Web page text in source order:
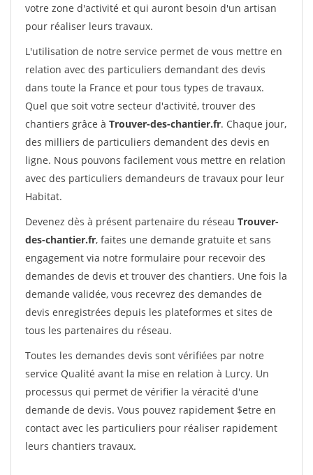
votre zone d'activité et qui auront besoin d'un artisan
pour réaliser leurs travaux.
L'utilisation de notre service permet de vous mettre en
relation avec des particuliers demandant des devis
dans toute la France et pour tous types de travaux.
Quel que soit votre secteur d'activité, trouver des
chantiers grâce à Trouver-des-chantier.fr. Chaque jour,
des milliers de particuliers demandent des devis en
ligne. Nous pouvons facilement vous mettre en relation
avec des particuliers demandeurs de travaux pour leur
Habitat.
Devenez dès à présent partenaire du réseau Trouver-
des-chantier.fr, faites une demande gratuite et sans
engagement via notre formulaire pour recevoir des
demandes de devis et trouver des chantiers. Une fois la
demande validée, vous recevrez des demandes de
devis enregistrées depuis les plateformes et sites de
tous les partenaires du réseau.
Toutes les demandes devis sont vérifiées par notre
service Qualité avant la mise en relation à Lurcy. Un
processus qui permet de vérifier la véracité d'une
demande de devis. Vous pouvez rapidement $etre en
contact avec les particuliers pour réaliser rapidement
leurs chantiers travaux.